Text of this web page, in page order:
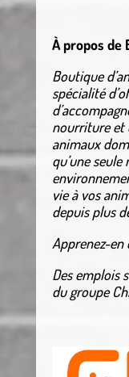
À propos de
Boutique
spécialité
nourriture et
animaux
qu’une
vie à vos
depuis plus
Apprenez-en
Des emplois
du groupe